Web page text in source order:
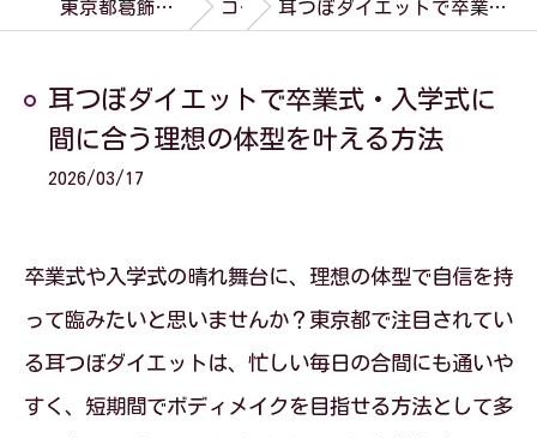
東京都葛飾区のダイエットなら七つ星 コラム 耳つぼダイエットで卒業式・入学式に間に合う理想の体型を叶える方法
耳つぼダイエットで卒業式・入学式に
間に合う理想の体型を叶える方法
2026/03/17
卒業式や入学式の晴れ舞台に、理想の体型で自信を持
って臨みたいと思いませんか？東京都で注目されてい
る耳つぼダイエットは、忙しい毎日の合間にも通いや
すく、短期間でボディメイクを目指せる方法として多